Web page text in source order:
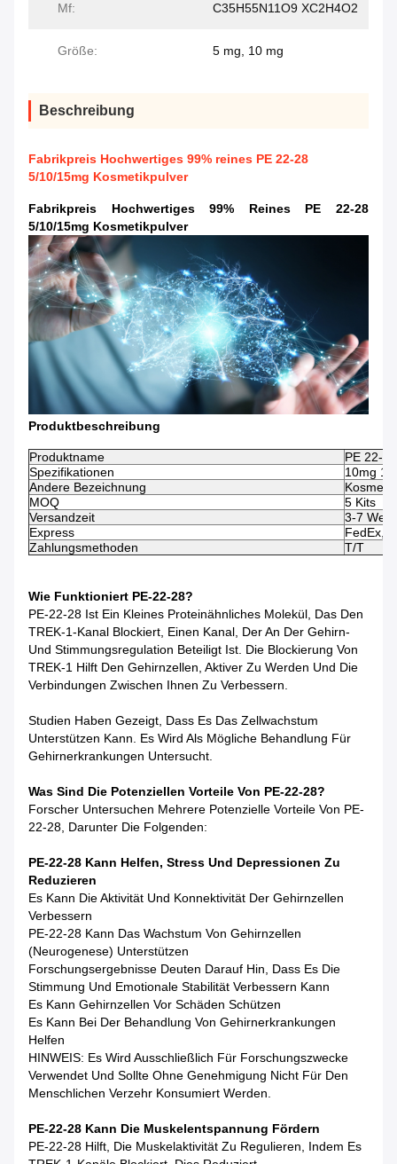
Mf: C35H55N11O9 XC2H4O2
Größe: 5 mg, 10 mg
Beschreibung
Fabrikpreis Hochwertiges 99% reines PE 22-28
5/10/15mg Kosmetikpulver
Fabrikpreis Hochwertiges 99% Reines PE 22-28
5/10/15mg Kosmetikpulver
Produktbeschreibung
Produktname
PE 22-
Spezifikationen
10mg
Andere Bezeichnung
MOQ
5 Kits
Versandzeit
3-7
Express
FedEx,
Zahlungsmethoden
T/T
Wie Funktioniert PE-22-28?
PE-22-28 Ist Ein Kleines Proteinähnliches Molekül, Das Den
TREK-1-Kanal Blockiert, Einen Kanal, Der An Der Gehirn-
Und Stimmungsregulation Beteiligt Ist. Die Blockierung Von
TREK-1 Hilft Den Gehirnzellen, Aktiver Zu Werden Und Die
Verbindungen Zwischen Ihnen Zu Verbessern.
Studien Haben Gezeigt, Dass Es Das Zellwachstum
Unterstützen Kann. Es Wird Als Mögliche Behandlung Für
Gehirnerkrankungen Untersucht.
Was Sind Die Potenziellen Vorteile Von PE-22-28?
Forscher Untersuchen Mehrere Potenzielle Vorteile Von PE-
22-28, Darunter Die Folgenden:
PE-22-28 Kann Helfen, Stress Und Depressionen Zu
Reduzieren
Es Kann Die Aktivität Und Konnektivität Der Gehirnzellen
Verbessern
PE-22-28 Kann Das Wachstum Von Gehirnzellen
(Neurogenese) Unterstützen
Forschungsergebnisse Deuten Darauf Hin, Dass Es Die
Stimmung Und Emotionale Stabilität Verbessern Kann
Es Kann Gehirnzellen Vor Schäden Schützen
Es Kann Bei Der Behandlung Von Gehirnerkrankungen
Helfen
HINWEIS: Es Wird Ausschließlich Für Forschungszwecke
Verwendet Und Sollte Ohne Genehmigung Nicht Für Den
Menschlichen Verzehr Konsumiert Werden.
PE-22-28 Kann Die Muskelentspannung Fördern
PE-22-28 Hilft, Die Muskelaktivität Zu Regulieren, Indem Es